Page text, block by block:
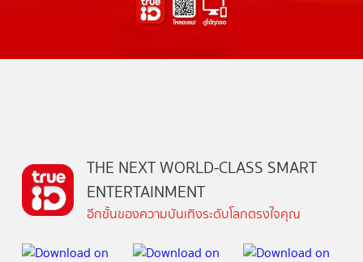
THE NEXT WORLD-CLASS SMART
ENTERTAINMENT
อีกขั้นของความบันเทิงระดับโลกตรงใจคุณ